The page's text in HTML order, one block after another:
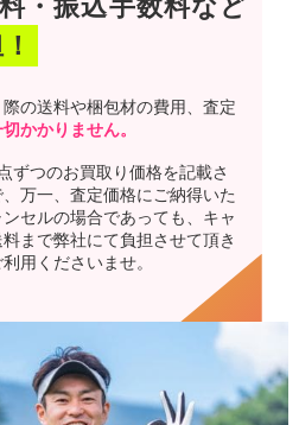
の送料や梱包材の費用、査定
かかりません。
ずつのお買取り価格を記載さ
万一、査定価格にご納得いた
セルの場合であっても、キャ
まで弊社にて負担させて頂き
用くださいませ。